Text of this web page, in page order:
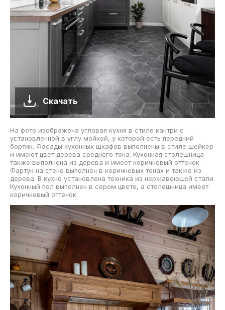
Скачать
На фото изображена угловая кухня в стиле кантри с
установленной в углу мойкой, у которой есть передний
бортик. Фасады кухонных шкафов выполнены в стиле шейкер
и имеют цвет дерева среднего тона. Кухонная столешница
также выполнена из дерева и имеет коричневый оттенок.
Фартук на стене выполнен в коричневых тонах и также из
дерева. В кухне установлена техника из нержавеющей стали.
Кухонный пол выполнен в сером цвете, а столешница имеет
коричневый оттенок.